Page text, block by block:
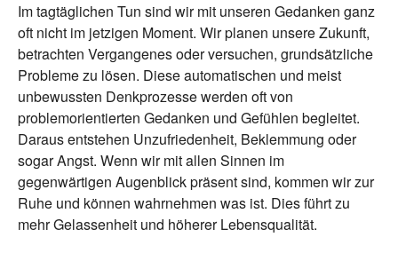
Im tagtäglichen Tun sind wir mit unseren Gedanken ganz
oft nicht im jetzigen Moment. Wir planen unsere Zukunft,
betrachten Vergangenes oder versuchen, grundsätzliche
Probleme zu lösen. Diese automatischen und meist
unbewussten Denkprozesse werden oft von
problemorientierten Gedanken und Gefühlen begleitet.
Daraus entstehen Unzufriedenheit, Beklemmung oder
sogar Angst. Wenn wir mit allen Sinnen im
gegenwärtigen Augenblick präsent sind, kommen wir zur
Ruhe und können wahrnehmen was ist. Dies führt zu
mehr Gelassenheit und höherer Lebensqualität.